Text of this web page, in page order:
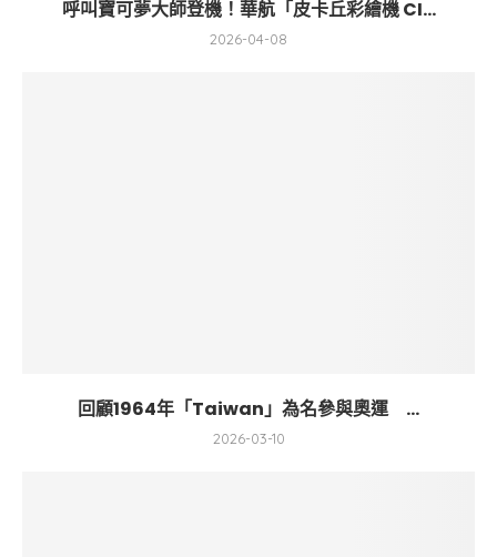
呼叫寶可夢大師登機！華航「皮卡丘彩繪機 CI...
2026-04-08
回顧1964年「Taiwan」為名參與奧運 ...
2026-03-10